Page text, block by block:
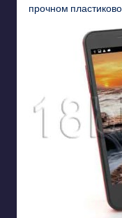
прочном